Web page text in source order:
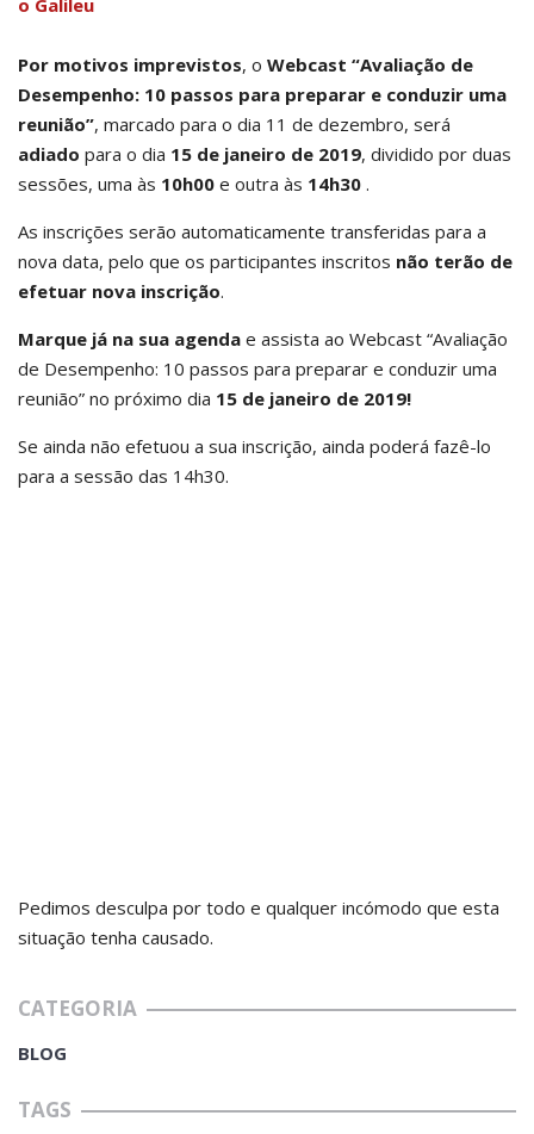
Por motivos imprevistos, o Webcast “Avaliação de
Desempenho: 10 passos para preparar e conduzir uma
reunião”, marcado para o dia 11 de dezembro, será
adiado para o dia 15 de janeiro de 2019, dividido por duas
sessões, uma às 10h00 e outra às 14h30 .
As inscrições serão automaticamente transferidas para a
nova data, pelo que os participantes inscritos não terão de
efetuar nova inscrição.
Marque já na sua agenda e assista ao Webcast “Avaliação
de Desempenho: 10 passos para preparar e conduzir uma
reunião” no próximo dia 15 de janeiro de 2019!
Se ainda não efetuou a sua inscrição, ainda poderá fazê-lo
para a sessão das 14h30.
Pedimos desculpa por todo e qualquer incómodo que esta
situação tenha causado.
CATEGORIA
BLOG
TAGS